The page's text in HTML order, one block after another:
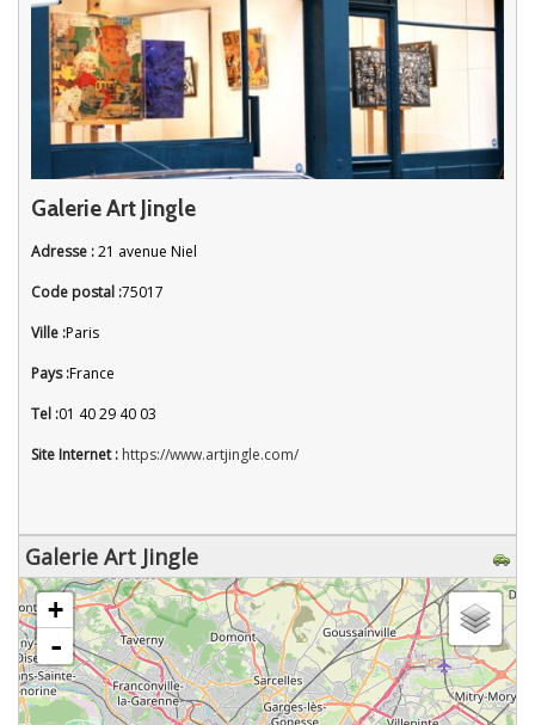
Galerie Art Jingle
Adresse :21 avenue Niel
Code postal :75017
Ville :Paris
Pays :France
Tel :01 40 29 40 03
Site Internet : https://www.artjingle.com/
Galerie Art Jingle
chargement de la carte - veuillez patienter...
+
-